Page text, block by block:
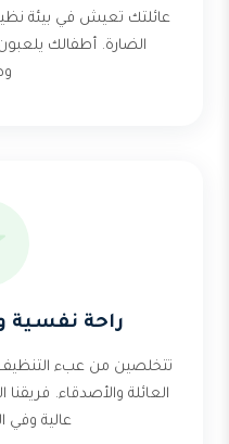
عائلتك تعيش في بيئة
الضارة. أطفالك
راحة نفسية
تتخلصين من عبء
العائلة والأصدقاء.
عالية وفي